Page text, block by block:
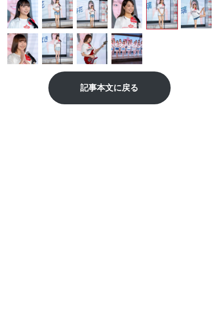
記事本文に戻る